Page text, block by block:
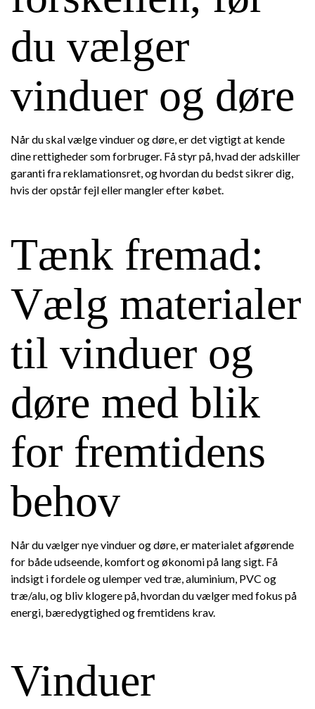
du vælger
vinduer og døre
Når du skal vælge vinduer og døre, er det vigtigt at kende
dine rettigheder som forbruger. Få styr på, hvad der adskiller
garanti fra reklamationsret, og hvordan du bedst sikrer dig,
hvis der opstår fejl eller mangler efter købet.
Tænk fremad:
Vælg materialer
til vinduer og
døre med blik
for fremtidens
behov
Når du vælger nye vinduer og døre, er materialet afgørende
for både udseende, komfort og økonomi på lang sigt. Få
indsigt i fordele og ulemper ved træ, aluminium, PVC og
træ/alu, og bliv klogere på, hvordan du vælger med fokus på
energi, bæredygtighed og fremtidens krav.
Vinduer